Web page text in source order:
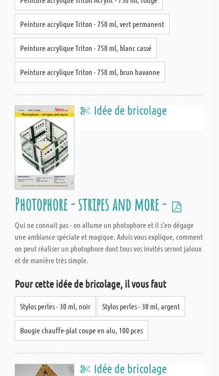
Peinture acrylique Triton - 750 ml, vert permanent
Peinture acrylique Triton - 750 ml, blanc cassé
Peinture acrylique Triton - 750 ml, brun havanne
Idée de bricolage
Photophore - stripes and more -
Qui ne connait pas - on allume un photophore et il s‘en dégage
une ambiance spéciale et magique. Aduis vous explique, comment
on peut réaliser un photophore dont tous vos invités seront jaloux
et de manière très simple.
Pour cette idée de bricolage, il vous faut
Stylos perles - 30 ml, noir Stylos perles - 30 ml, argent
Bougie chauffe-plat coupe en alu, 100 pces
Idée de bricolage